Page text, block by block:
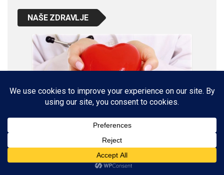
NAŠE ZDRAVLJE
VETERINARSKI KUTAK